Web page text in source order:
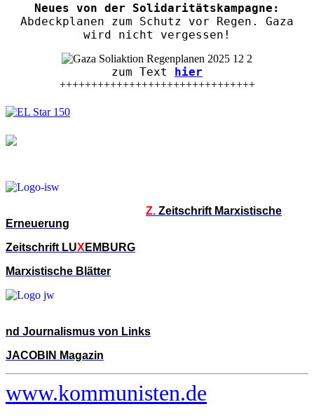
Neues von der Solidaritätskampagne:
Abdeckplanen zum Schutz vor Regen. Gaza
wird nicht vergessen!
zum Text hier
+++++++++++++++++++++++++++++++
Z. Zeitschrift Marxistische
Erneuerung
Zeitschrift LUX EMBURG
Marxistische Blätter
nd Journalismus von Links
JACOBIN Magazin
www.kommunisten.de